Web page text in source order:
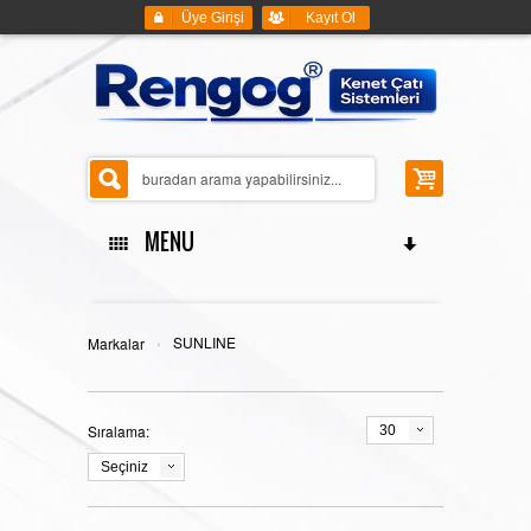
Üye Girişi Kayıt Ol
MENU
ANASAYFA
KENET ÇATI SİSTEMLERİ
Markalar › SUNLINE
Sıralama:
Seçiniz
30